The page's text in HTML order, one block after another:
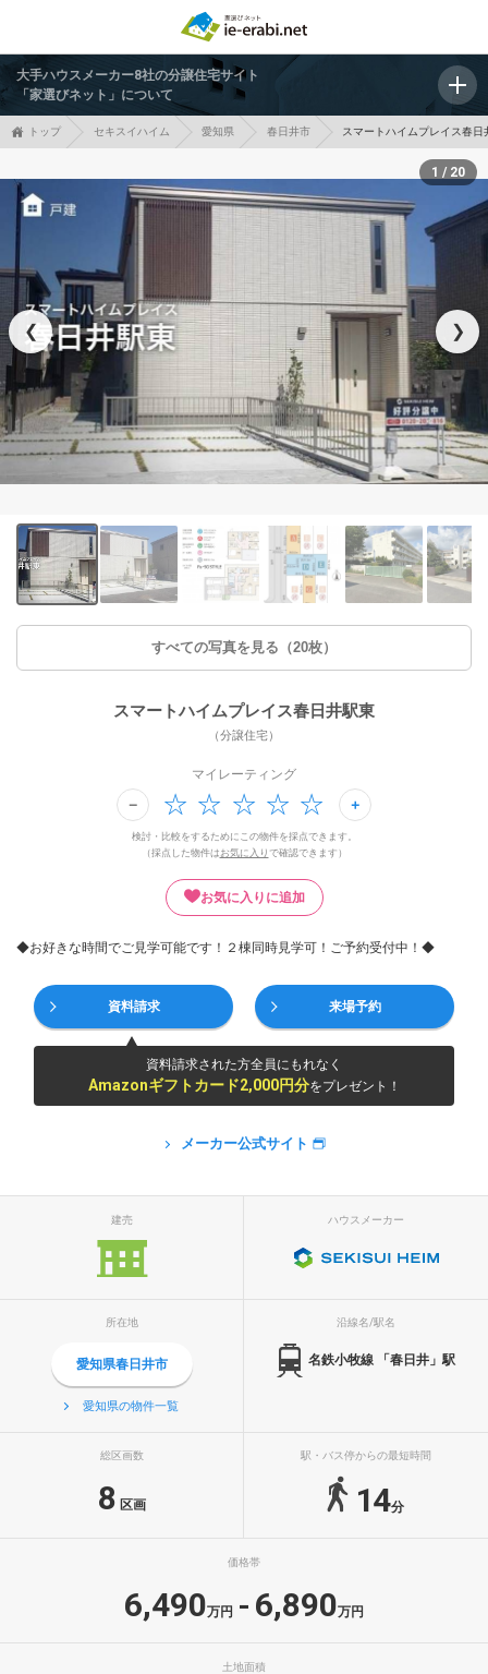
大手ハウスメーカー8社の分譲住宅サイト
「家選びネット」について
トップ セキスイハイム 愛知県 春日井市 スマートハイムプレイス春日
❮ ❯
1 / 20
すべての写真を見る（20枚）
スマートハイムプレイス春日井駅東
（分譲住宅）
マイレーティング
検討・比較をするためにこの物件を採点できます。
（採点した物件は お気に入り で確認できます）
お気に入りに追加
◆お好きな時間でご見学可能です！２棟同時見学可！ご予約受付中！◆
資料請求 来場予約
資料請求された方全員にもれなく
Amazonギフトカード2,000円分をプレゼント！
メーカー公式サイト
建売 ハウスメーカー
所在地
愛知県春日井市
愛知県の物件一覧
沿線名/駅名
名鉄小牧線 「春日井」駅
総区画数
8 区画
駅・バス停からの最短時間
14分
価格帯
6,490万円 - 6,890万円
土地面積